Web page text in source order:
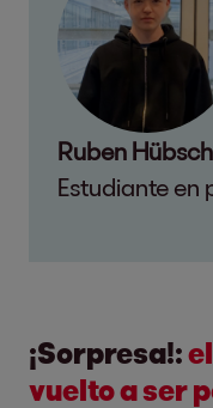
Ruben
Estudiante en
¡Sorpresa!:
vuelto a ser